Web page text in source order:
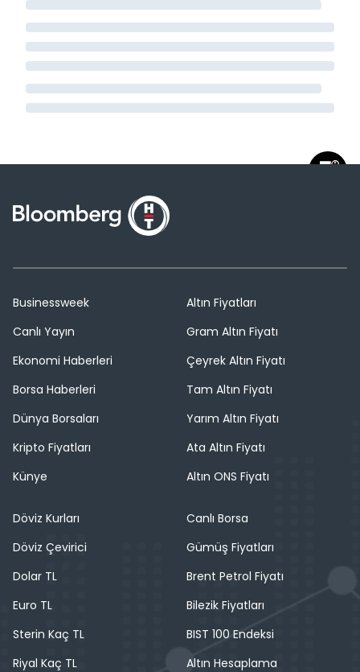
Businessweek
Canlı Yayın
Ekonomi Haberleri
Borsa Haberleri
Dünya Borsaları
Kripto Fiyatları
Künye
Altın Fiyatları
Gram Altın Fiyatı
Çeyrek Altın Fiyatı
Tam Altın Fiyatı
Yarım Altın Fiyatı
Ata Altın Fiyatı
Altın ONS Fiyatı
Döviz Kurları
Döviz Çevirici
Dolar TL
Euro TL
Sterin Kaç TL
Riyal Kaç TL
Canlı Borsa
Gümüş Fiyatları
Brent Petrol Fiyatı
Bilezik Fiyatları
BIST 100 Endeksi
Altın Hesaplama